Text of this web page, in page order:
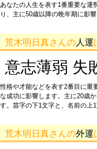
あなたの人生を表す1番重要な運
り、主に50歳以降の晩年期に影
荒木明日真さんの 人運
意志薄弱 失
性格や才能などを表す2番目に重
な成功に影響します。主に20歳
す。苗字の下1文字と、名前の上1
荒木明日真さんの外運